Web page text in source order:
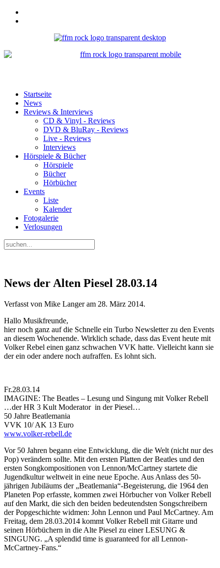
Startseite
News
Reviews & Interviews
CD & Vinyl - Reviews
DVD & BluRay - Reviews
Live - Reviews
Interviews
Hörspiele & Bücher
Hörspiele
Bücher
Hörbücher
Events
Liste
Kalender
Fotogalerie
Verlosungen
News der Alten Piesel 28.03.14
Verfasst von Mike Langer am 28. März 2014.
Hallo Musikfreunde,
hier noch ganz auf die Schnelle ein Turbo Newsletter zu den Events
an diesem Wochenende. Wirklich schade, dass das Event heute mit
Volker Rebel einen ganz schwachen VVK hatte. Vielleicht kann sie
der ein oder andere noch aufraffen. Es lohnt sich.
Fr.28.03.14
IMAGINE: The Beatles – Lesung und Singung mit Volker Rebell
…der HR 3 Kult Moderator in der Piesel…
50 Jahre Beatlemania
VVK 10/ AK 13 Euro
www.volker-rebell.de
Vor 50 Jahren begann eine Entwicklung, die die Welt (nicht nur des
Pop) verändern sollte. Mit den ersten Platten der Beatles und den
ersten Songkompositionen von Lennon/McCartney startete die
Jugendkultur weltweit in eine neue Epoche. Aus Anlass des 50-
jährigen Jubiläums der „Beatlemania“-Begeisterung, die 1964 den
Planeten Pop erfasste, kommen zwei Hörbucher von Volker Rebell
auf den Markt, die sich den beiden bedeutendsten Songschreibern
der Popgeschichte widmen: John Lennon und Paul McCartney. Am
Freitag, dem 28.03.2014 kommt Volker Rebell mit Gitarre und
seinen Hörbüchern in die Alte Piesel zu einer LESUNG &
SINGUNG. „A splendid time is guaranteed for all Lennon-
McCartney-Fans.“